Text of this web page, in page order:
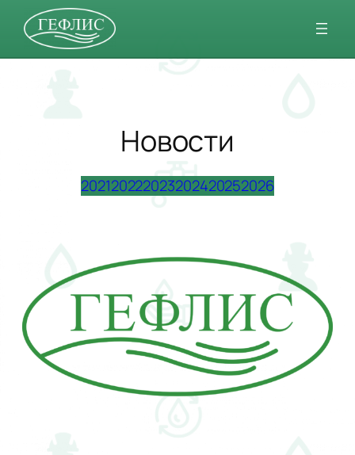
Перейти
содержимому
Новости
202120222023202420252026